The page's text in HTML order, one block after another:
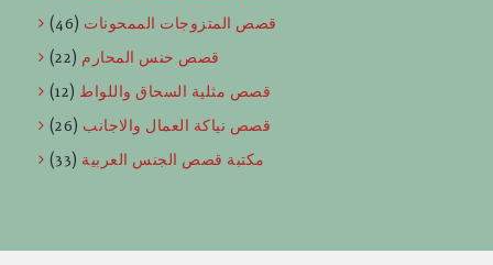
قصص المتزوجات الممحونات (46)
قصص حنس المحارم (22)
قصص مثلية السحاق واللواط (12)
قصص نياكة العمال والاجانب (26)
مكتبة قصص الجنس العربية (33)